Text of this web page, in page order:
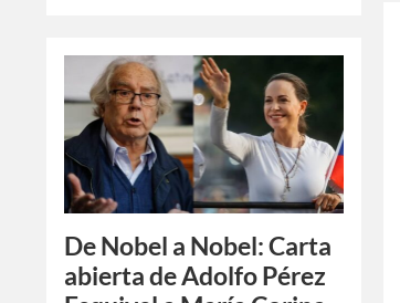
De Nobel a Nobel: Carta
abierta de Adolfo Pérez